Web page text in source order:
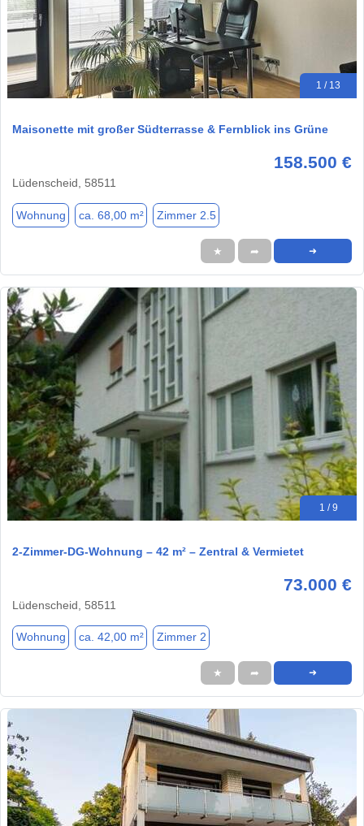
1 / 13
Maisonette mit großer Südterrasse & Fernblick ins Grüne
158.500 €
Lüdenscheid, 58511
Wohnung ca. 68,00 m² Zimmer 2.5
★ ➦ ➜
1 / 9
2-Zimmer-DG-Wohnung – 42 m² – Zentral & Vermietet
73.000 €
Lüdenscheid, 58511
Wohnung ca. 42,00 m² Zimmer 2
★ ➦ ➜